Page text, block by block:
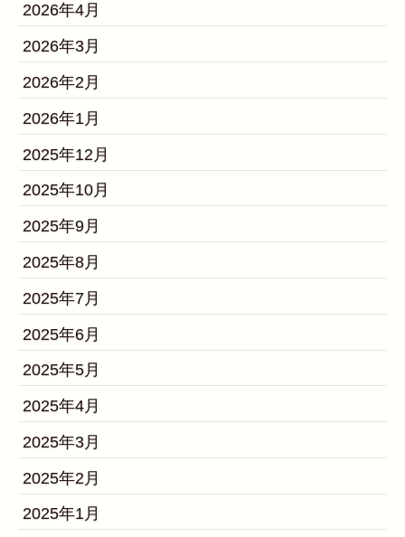
2026年4月
2026年3月
2026年2月
2026年1月
2025年12月
2025年10月
2025年9月
2025年8月
2025年7月
2025年6月
2025年5月
2025年4月
2025年3月
2025年2月
2025年1月